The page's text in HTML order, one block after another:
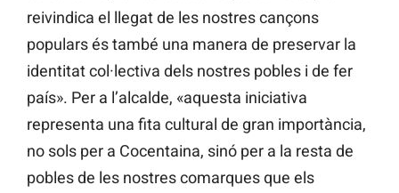
reivindica el llegat de les nostres cançons
populars és també una manera de preservar la
identitat col·lectiva dels nostres pobles i de fer
país». Per a l’alcalde, «aquesta iniciativa
representa una fita cultural de gran importància,
no sols per a Cocentaina, sinó per a la resta de
pobles de les nostres comarques que els